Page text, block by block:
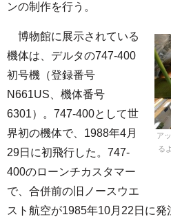
ンの制作を行う。
ア
る
博物館に展示されている
機体は、デルタの747-400
初号機（登録番号
N661US、機体番号
6301）。747-400として世
界初の機体で、1988年4月
29日に初飛行した。747-
400のローンチカスタマー
で、合併前の旧ノースウエ
スト航空が1985年10月22日に